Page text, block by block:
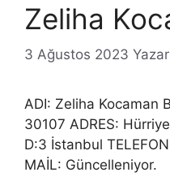
Zeliha
3 Ağustos 2023
ADI: Zeliha Kocaman
30107 ADRES:
D:3 İstanbul
MAİL: Güncelleniyor.